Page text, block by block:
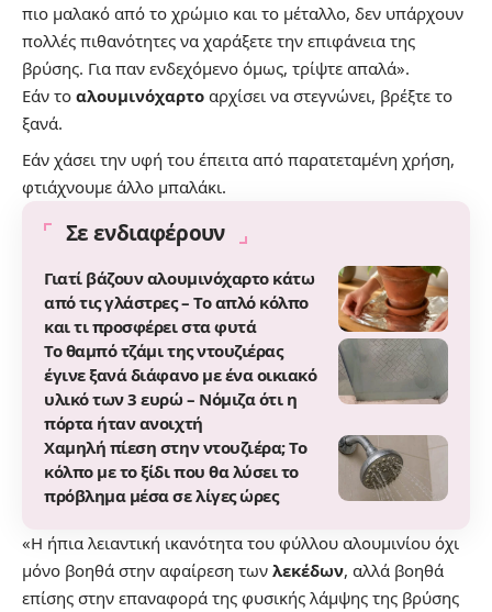
πιο μαλακό από το χρώμιο και το μέταλλο, δεν υπάρχουν
πολλές πιθανότητες να χαράξετε την επιφάνεια της
βρύσης. Για παν ενδεχόμενο όμως, τρίψτε απαλά».
Εάν το αλουμινόχαρτο αρχίσει να στεγνώνει, βρέξτε το
ξανά.
Εάν χάσει την υφή του έπειτα από παρατεταμένη χρήση,
φτιάχνουμε άλλο μπαλάκι.
Σε ενδιαφέρουν
Γιατί βάζουν αλουμινόχαρτο κάτω
από τις γλάστρες – Το απλό κόλπο
και τι προσφέρει στα φυτά
Το θαμπό τζάμι της ντουζιέρας
έγινε ξανά διάφανο με ένα οικιακό
υλικό των 3 ευρώ – Νόμιζα ότι η
πόρτα ήταν ανοιχτή
Χαμηλή πίεση στην ντουζιέρα; Το
κόλπο με το ξίδι που θα λύσει το
πρόβλημα μέσα σε λίγες ώρες
«Η ήπια λειαντική ικανότητα του φύλλου αλουμινίου όχι
μόνο βοηθά στην αφαίρεση των λεκέδων, αλλά βοηθά
επίσης στην επαναφορά της φυσικής λάμψης της βρύσης